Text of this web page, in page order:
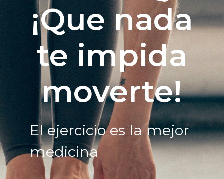
¡Que nada
te impida
moverte!
El ejercicio es la mejor
medicina